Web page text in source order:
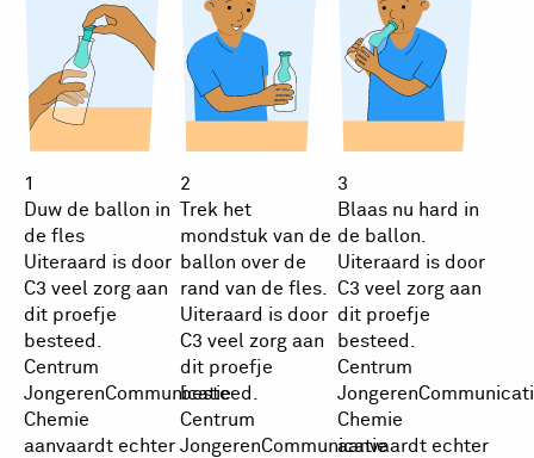
1
Duw de ballon in
de fles
Uiteraard is door
C3 veel zorg aan
dit proefje
besteed.
Centrum
JongerenCommunicatie
Chemie
aanvaardt echter
2
Trek het
mondstuk van de
ballon over de
rand van de fles.
Uiteraard is door
C3 veel zorg aan
dit proefje
besteed.
Centrum
JongerenCommunicatie
3
Blaas nu hard in
de ballon.
Uiteraard is door
C3 veel zorg aan
dit proefje
besteed.
Centrum
Chemie
aanvaardt echter